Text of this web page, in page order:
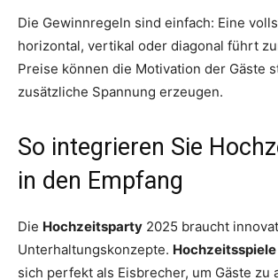
Die Gewinnregeln sind einfach: Eine
horizontal, vertikal oder diagonal führt
Preise können die Motivation der Gäste
zusätzliche Spannung erzeugen.
So integrieren Sie
in den Empfang
Die Hochzeitsparty 2025 braucht
Unterhaltungskonzepte.
sich perfekt als Eisbrecher, um Gäste zu